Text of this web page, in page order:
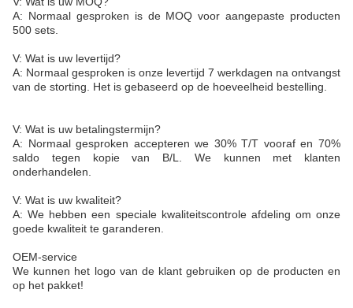
A: Normaal gesproken is de MOQ voor aangepaste producten
500 sets.
V: Wat is uw levertijd?
A: Normaal gesproken is onze levertijd 7 werkdagen na ontvangst
van de storting. Het is gebaseerd op de hoeveelheid bestelling.
V: Wat is uw betalingstermijn?
A: Normaal gesproken accepteren we 30% T/T vooraf en 70%
saldo tegen kopie van B/L. We kunnen met klanten
onderhandelen.
V: Wat is uw kwaliteit?
A: We hebben een speciale kwaliteitscontrole afdeling om onze
goede kwaliteit te garanderen.
OEM-service
We kunnen het logo van de klant gebruiken op de producten en
op het pakket!